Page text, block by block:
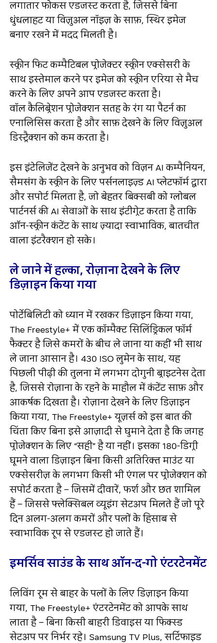
लगातार फोकस एडजस्ट करता है, जिससे बिना
धुंधलाहट या विज़ुअल नॉइज़ के साफ़, स्थिर इमेज
बनाए रखने में मदद मिलती है।
स्क्रीन फिट कम्पैटिबल प्रोजेक्टर स्क्रीन एक्सेसरी के
साथ इस्तेमाल करने पर इमेज को स्क्रीन एरिया से मैच
करने के लिए अपने आप एडजस्ट करता है।
वॉल कैलिब्रेशन प्रोजेक्शन सतह के रंग या पैटर्न का
एनालिसिस करता है और साफ़ देखने के लिए विज़ुअल
डिस्ट्रैक्शन को कम करता है।
इस इंटेलिजेंट देखने के अनुभव को विज़न AI कम्पैनियन,
सैमसंग के स्क्रीन के लिए पर्सनलाइज़्ड AI प्लेटफॉर्म द्वारा
और सपोर्ट मिलता है, जो बेहतर बिक्सबी को ग्लोबल
पार्टनर्स की AI सेवाओं के साथ इंटीग्रेट करता है ताकि
ऑन-स्क्रीन कंटेंट के साथ ज़्यादा स्वाभाविक, बातचीत
वाला इंटरैक्शन हो सके।
ले जाने में हल्का, रोज़ाना देखने के लिए
डिज़ाइन किया गया
पोर्टेबिलिटी को ध्यान में रखकर डिज़ाइन किया गया,
The Freestyle+ में एक कॉम्पैक्ट सिलिंड्रिकल फॉर्म
फैक्टर है जिसे कमरों के बीच ले जाना या कहीं भी साथ
ले जाना आसान है। 430 ISO लुमेन के साथ, यह
पिछली पीढ़ी की तुलना में लगभग दोगुनी ब्राइटनेस देता
है, जिससे रोज़ाना के रहने के माहौल में कंटेंट साफ़ और
आकर्षक दिखता है। रोज़ाना देखने के लिए डिज़ाइन
किया गया, The Freestyle+ यूज़र्स को इस बात की
चिंता किए बिना इसे आज़ादी से घुमाने देता है कि जगह
प्रोजेक्शन के लिए “सही” है या नहीं। इसका 180-डिग्री
घूमने वाला डिज़ाइन बिना किसी अतिरिक्त माउंट या
एक्सेसरीज़ के लगभग किसी भी एंगल पर प्रोजेक्शन को
सपोर्ट करता है – जिसमें दीवारें, फर्श और छत शामिल
हैं – जिससे फ्लेक्सिबल व्यूइंग सेटअप मिलते हैं जो पूरे
दिन अलग-अलग कमरों और पलों के हिसाब से
स्वाभाविक रूप से एडजस्ट हो जाते हैं।
इमर्सिव साउंड के साथ ऑन-द-गो एंटरटेनमेंट
लिविंग रूम से बाहर के पलों के लिए डिज़ाइन किया
गया, The Freestyle+ एंटरटेनमेंट को आपके साथ
लाता है – बिना किसी बाहरी डिवाइस या फिक्स्ड
सेटअप पर निर्भर रहे। Samsung TV Plus, सर्टिफाइड